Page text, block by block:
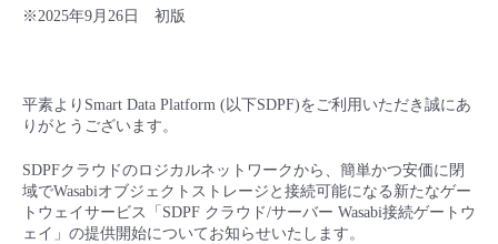
すべてのメニューを見る
管理機能
モニタリング/監査
- ユーザー機能の管理
- 登録情報の管理
- APIリファレンス
- IoT
- ITインフラストラクチャー
メンテナンス予定
販売パートナー向けプログラム
トレーニング/操作動画
※2025年9月26日 初版
平素よりSmart Data Platform (以下SDPF)をご利用いただき誠にあ
りがとうございます。
SDPFクラウドのロジカルネットワークから、簡単かつ安価に閉
域でWasabiオブジェクトストレージと接続可能になる新たなゲー
トウェイサービス「SDPF クラウド/サーバー Wasabi接続ゲートウ
ェイ」の提供開始についてお知らせいたします。